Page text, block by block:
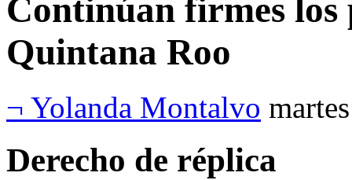
Continúan firmes los
Quintana Roo
¬ Yolanda Montalvo
Derecho de réplica